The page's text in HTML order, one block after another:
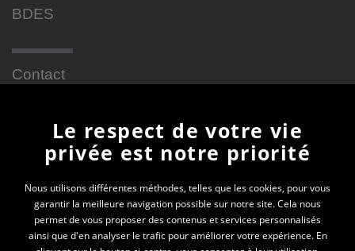
BDES
Contact
Newsletter
En vous inscrivant à la newsletter, vous recevrez
toutes les actualités des PEP 69
Votre e-mail*
Le respect de votre vie
privée est notre priorité
Nous utilisons différentes méthodes, telles que les cookies, pour vous
garantir la meilleure navigation possible sur notre site. Cela nous
permet de vous proposer des contenus et services personnalisés
ainsi que d'en analyser le trafic pour améliorer votre expérience. En